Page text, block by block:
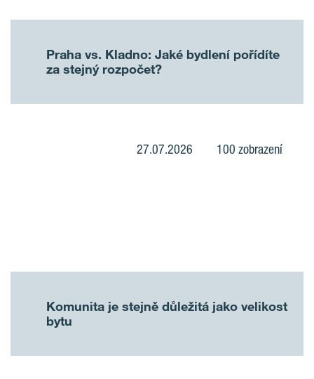
Praha vs. Kladno: Jaké bydlení pořídíte
za stejný rozpočet?
27.07.2026 100 zobrazení
Komunita je stejně důležitá jako velikost
bytu